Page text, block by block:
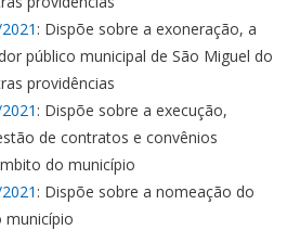
: Dispõe sobre a exoneração, a
público municipal de São Miguel do
providências
: Dispõe sobre a execução,
de contratos e convênios
do município
: Dispõe sobre a nomeação do
município